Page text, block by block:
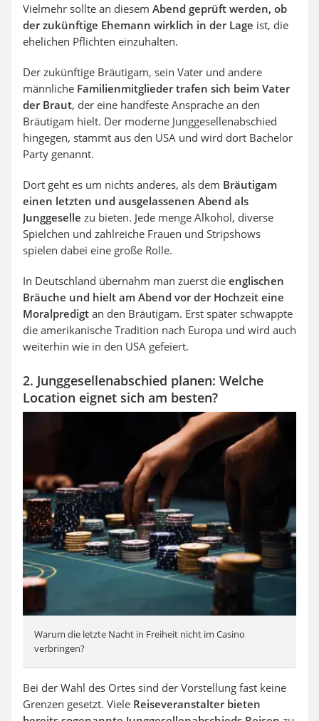
Vielmehr sollte an diesem Abend geprüft werden, ob
der zukünftige Ehemann wirklich in der Lage ist, die
ehelichen Pflichten einzuhalten.
Der zukünftige Bräutigam, sein Vater und andere
männliche Familienmitglieder trafen sich beim Vater
der Braut, der eine handfeste Ansprache an den
Bräutigam hielt. Der moderne Junggesellenabschied
hingegen, stammt aus den USA und wird dort Bachelor
Party genannt.
Dort geht es um nichts anderes, als dem Bräutigam
einen letzten und ausgelassenen Abend als
Junggeselle zu bieten. Jede menge Alkohol, diverse
Spielchen und zahlreiche Frauen und Stripshows
spielen dabei eine große Rolle.
In Deutschland übernahm man zuerst die englischen
Bräuche und hielt am Abend vor der Hochzeit eine
Moralpredigt an den Bräutigam. Erst später schwappte
die amerikanische Tradition nach Europa und wird auch
weiterhin wie in den USA gefeiert.
2. Junggesellenabschied planen: Welche
Location eignet sich am besten?
Warum die letzte Nacht in Freiheit nicht im Casino
verbringen?
Bei der Wahl des Ortes sind der Vorstellung fast keine
Grenzen gesetzt. Viele Reiseveranstalter bieten